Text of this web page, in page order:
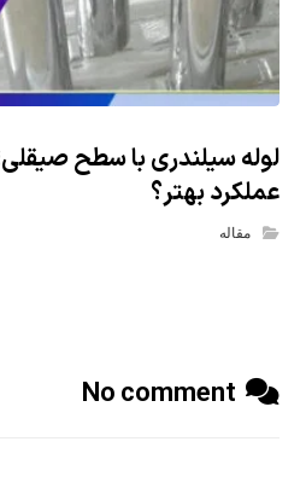
لوله سیلندری با سطح
عملکرد بهتر؟
مقاله
No comment